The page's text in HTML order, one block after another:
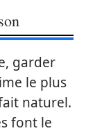
garder
le plus
naturel.
font le